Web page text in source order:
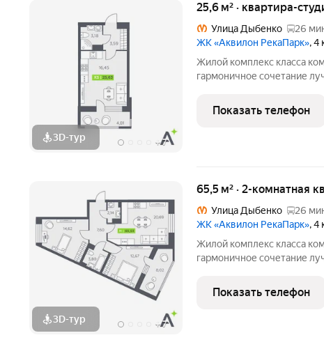
3D-тур +7
25,6 м² · квартира-
Улица Дыбенко
26
ЖК «Аквилон РекаПарк», 4
Жилой комплекс класса
гармоничное сочетание
направленности. Мы
кто ценит комфорт,
Показать телефон
3D-тур +7
65,5 м² · 2-комнатная
Улица Дыбенко
26
ЖК «Аквилон РекаПарк», 4
Жилой комплекс класса
гармоничное сочетание
направленности. Мы
кто ценит комфорт,
Показать телефон